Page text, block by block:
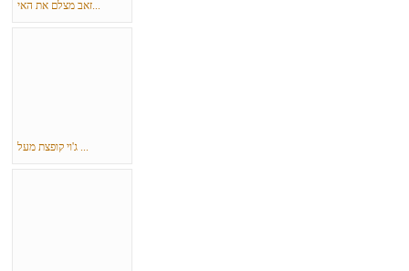
זאב מצלם את האי...
ג'וי קופצת מעל ...